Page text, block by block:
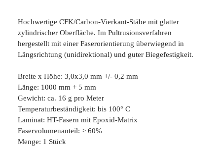
Hochwertige CFK/Carbon-Vierkant-Stäbe mit glatter
zylindrischer Oberfläche. Im Pultrusionsverfahren
hergestellt mit einer Faserorientierung überwiegend in
Längsrichtung (unidirektional) und guter Biegefestigkeit.
Breite x Höhe: 3,0x3,0 mm +/- 0,2 mm
Länge: 1000 mm + 5 mm
Gewicht: ca. 16 g pro Meter
Temperaturbeständigkeit: bis 100° C
Laminat: HT-Fasern mit Epoxid-Matrix
Faservolumenanteil: > 60%
Menge: 1 Stück